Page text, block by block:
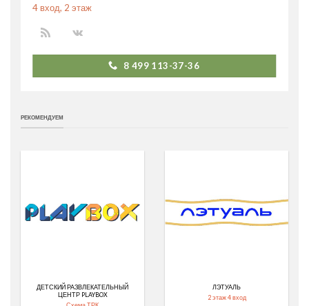
4 вход, 2 этаж
8 499 113-37-36
РЕКОМЕНДУЕМ
ДЕТСКИЙ РАЗВЛЕКАТЕЛЬНЫЙ
ЦЕНТР PLAYBOX
ЛЭТУАЛЬ
2 этаж 4 вход